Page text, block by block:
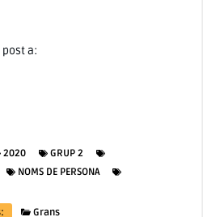
a:
2020
GRUP 2
NOMS DE PERSONA
Grans